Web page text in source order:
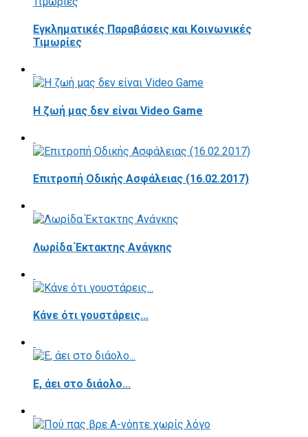
Εγκληματικές Παραβάσεις και Κοινωνικές
Τιμωρίες
Η ζωή μας δεν είναι Video Game
Επιτροπή Οδικής Ασφάλειας (16.02.2017)
Λωρίδα Έκτακτης Ανάγκης
Κάνε ότι γουστάρεις...
E, άει στο διάολο...